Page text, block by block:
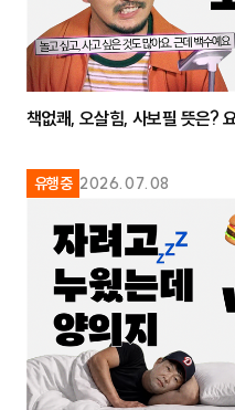
유행중 2026.07.08
책없쾌, 오살힘, 사보필 뜻은?